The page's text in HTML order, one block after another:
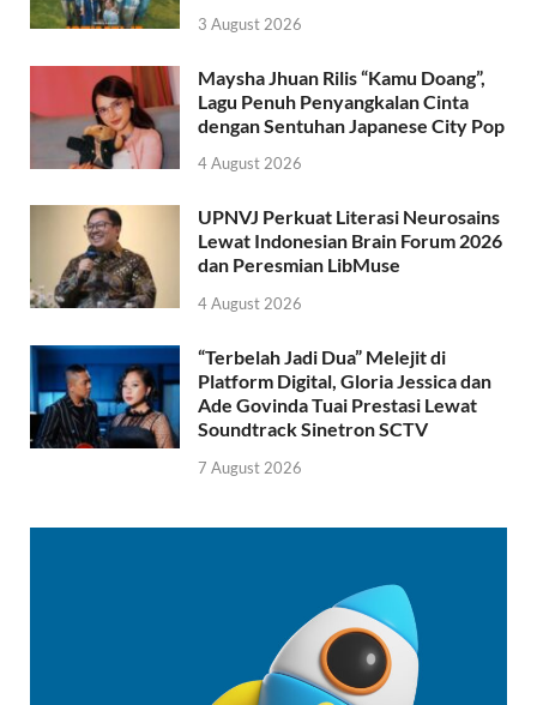
3 August 2026
Maysha Jhuan Rilis “Kamu Doang”,
Lagu Penuh Penyangkalan Cinta
dengan Sentuhan Japanese City Pop
4 August 2026
UPNVJ Perkuat Literasi Neurosains
Lewat Indonesian Brain Forum 2026
dan Peresmian LibMuse
4 August 2026
“Terbelah Jadi Dua” Melejit di
Platform Digital, Gloria Jessica dan
Ade Govinda Tuai Prestasi Lewat
Soundtrack Sinetron SCTV
7 August 2026